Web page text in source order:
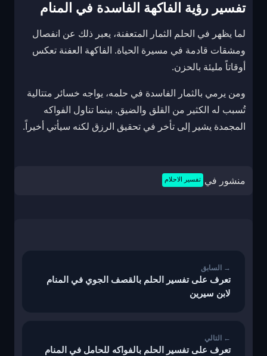
تفسير رؤية الفاكهة الفاسدة في المنام
لما يظهر في الحلم الثمار المتعفنة، يعبر ذلك عن انفصال
ومشقات قادمة في مسيرة الحياة. الفاكهة العفنة تعكس
أوقاتاً مليئة بالحزن.
ومن يرمي بالثمار الفاسدة في حلمه، يواجه خسائر متتالية
تُسبب له الكثير من القلق والضيق. بينما تناول الفواكه
المجمدة يشير إلى تأخر في تحقيق الرزق لكنه سيأتي أخيراً.
منشور في تفسير الاحلام
تعرف على تفسير الحلم بالقصف الجوي في المنام
لابن سيرين
تعرف على تفسير الحلم بالفواكه للحامل في المنام